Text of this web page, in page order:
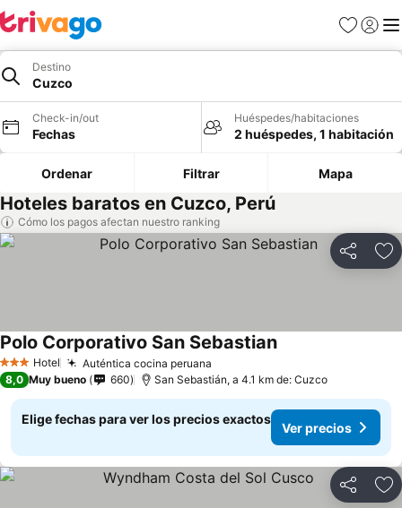
Favoritos
Iniciar
Destino
Cuzco
Check-in/out
Fechas
Huéspedes/habitaciones
2 huéspedes, 1 habitación
Ordenar Filtrar Mapa
Hoteles baratos en Cuzco, Perú
Cómo los pagos afectan nuestro ranking
Compartir
3 Estrellas
Hotel Auténtica cocina peruana
Polo Corporativo San Sebastian
8,0 Muy bueno 660 San Sebastián, a 4.1 km de: Cuzco
Elige fechas para ver los precios exactos
Ver precios
Compartir